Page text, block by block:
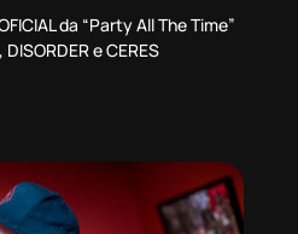
da “Party All The Time”
e CERES